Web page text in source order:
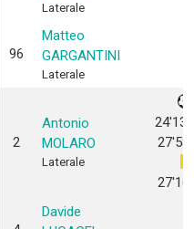
Laterale
96
Matteo
GARGANTINI
Laterale
2
Antonio
MOLARO
Laterale
24'13'',
27'58''
27'16''
Davide